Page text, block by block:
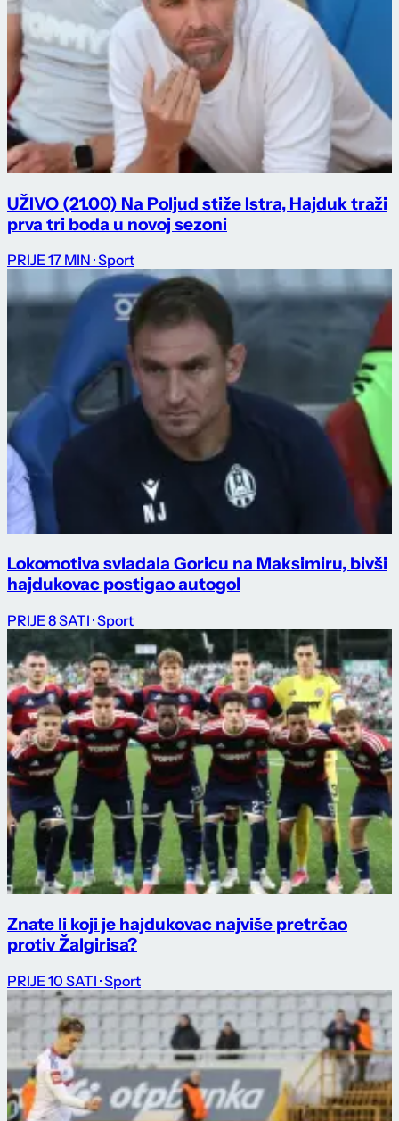
UŽIVO (21.00) Na Poljud stiže Istra, Hajduk traži
prva tri boda u novoj sezoni
PRIJE 17 MIN · Sport
Lokomotiva svladala Goricu na Maksimiru, bivši
hajdukovac postigao autogol
PRIJE 8 SATI · Sport
Znate li koji je hajdukovac najviše pretrčao
protiv Žalgirisa?
PRIJE 10 SATI · Sport